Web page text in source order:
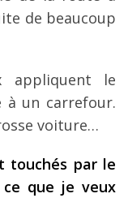
de beaucoup
appliquent le
un carrefour.
voiture…
touchés par le
ce que je veux